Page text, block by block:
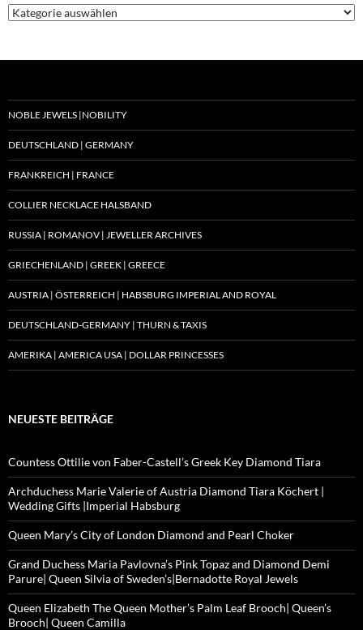
Kategorien
NOBLE JEWELS |NOBILITY
DEUTSCHLAND | GERMANY
FRANKREICH | FRANCE
COLLIER NECKLACE HALSBAND
RUSSIA | ROMANOV | JEWELLER ARCHIVES
GRIECHENLAND | GREEK | GREECE
AUSTRIA | ÖSTERREICH | HABSBURG IMPERIAL AND ROYAL
DEUTSCHLAND-GERMANY | THURN & TAXIS
AMERIKA | AMERICA USA | DOLLAR PRINCESSES
NEUESTE BEITRÄGE
Countess Ottilie von Faber-Castell’s Greek Key Diamond Tiara
Archduchess Marie Valerie of Austria Diamond Tiara Köchert |
Wedding Gifts |Imperial Habsburg
Queen Mary’s City of London Diamond and Pearl Choker
Grand Duchess Maria Pavlovna’s Pink Topaz and Diamond Demi
Parure| Queen Silvia of Sweden’s|Bernadotte Royal Jewels
Queen Elizabeth The Queen Mother’s Palm Leaf Brooch| Queen’s
Brooch| Queen Camilla